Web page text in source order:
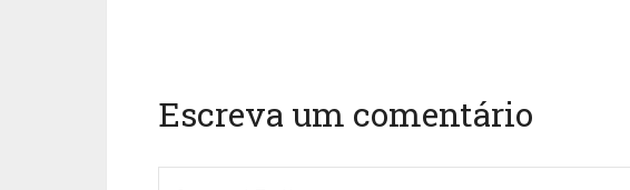
Escreva um comentário